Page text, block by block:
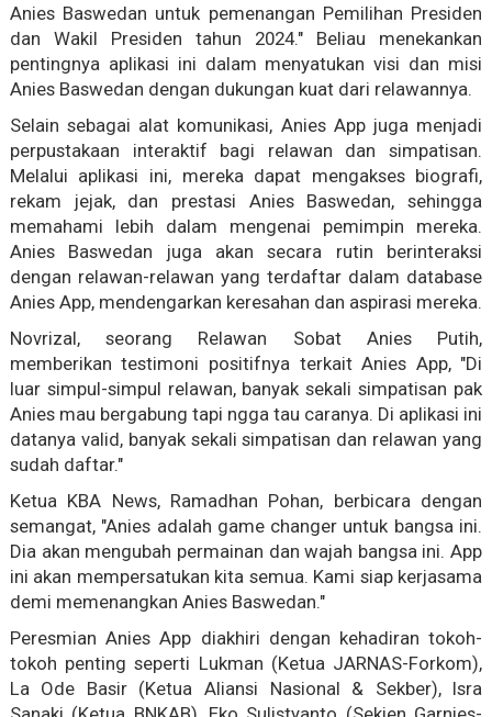
Anies Baswedan untuk pemenangan Pemilihan Presiden
dan Wakil Presiden tahun 2024." Beliau menekankan
pentingnya aplikasi ini dalam menyatukan visi dan misi
Anies Baswedan dengan dukungan kuat dari relawannya.
Selain sebagai alat komunikasi, Anies App juga menjadi
perpustakaan interaktif bagi relawan dan simpatisan.
Melalui aplikasi ini, mereka dapat mengakses biografi,
rekam jejak, dan prestasi Anies Baswedan, sehingga
memahami lebih dalam mengenai pemimpin mereka.
Anies Baswedan juga akan secara rutin berinteraksi
dengan relawan-relawan yang terdaftar dalam database
Anies App, mendengarkan keresahan dan aspirasi mereka.
Novrizal, seorang Relawan Sobat Anies Putih,
memberikan testimoni positifnya terkait Anies App, "Di
luar simpul-simpul relawan, banyak sekali simpatisan pak
Anies mau bergabung tapi ngga tau caranya. Di aplikasi ini
datanya valid, banyak sekali simpatisan dan relawan yang
sudah daftar."
Ketua KBA News, Ramadhan Pohan, berbicara dengan
semangat, "Anies adalah game changer untuk bangsa ini.
Dia akan mengubah permainan dan wajah bangsa ini. App
ini akan mempersatukan kita semua. Kami siap kerjasama
demi memenangkan Anies Baswedan."
Peresmian Anies App diakhiri dengan kehadiran tokoh-
tokoh penting seperti Lukman (Ketua JARNAS-Forkom),
La Ode Basir (Ketua Aliansi Nasional & Sekber), Isra